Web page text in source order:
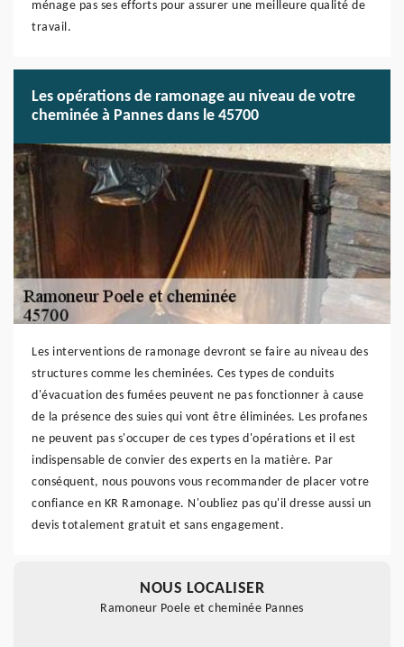
ménage pas ses efforts pour assurer une meilleure qualité de
travail.
Les opérations de ramonage au niveau de votre
cheminée à Pannes dans le 45700
Les interventions de ramonage devront se faire au niveau des
structures comme les cheminées. Ces types de conduits
d'évacuation des fumées peuvent ne pas fonctionner à cause
de la présence des suies qui vont être éliminées. Les profanes
ne peuvent pas s'occuper de ces types d'opérations et il est
indispensable de convier des experts en la matière. Par
conséquent, nous pouvons vous recommander de placer votre
confiance en KR Ramonage. N'oubliez pas qu'il dresse aussi un
devis totalement gratuit et sans engagement.
NOUS LOCALISER
Ramoneur Poele et cheminée Pannes